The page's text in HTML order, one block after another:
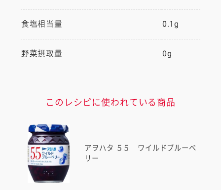
食塩相当量 0.1g
野菜摂取量 0g
このレシピに使われている商品
アヲハタ ５５ ワイルドブルーベ
リー